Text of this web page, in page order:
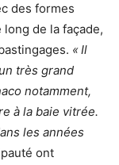
des formes
de la façade,
« Il
très grand
notamment,
à la baie vitrée.
les années
ont